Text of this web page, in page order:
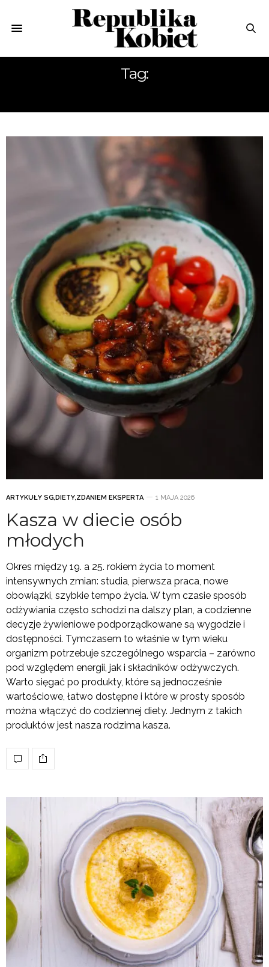
Tag:
ARTYKUŁY SG DIETY ZDANIEM EKSPERTA 1 MAJA 2026
Kasza w diecie osób
młodych
Okres między 19. a 25. rokiem życia to moment
intensywnych zmian: studia, pierwsza praca, nowe
obowiązki, szybkie tempo życia. W tym czasie sposób
odżywiania często schodzi na dalszy plan, a codzienne
decyzje żywieniowe podporządkowane są wygodzie i
dostępności. Tymczasem to właśnie w tym wieku
organizm potrzebuje szczególnego wsparcia – zarówno
pod względem energii, jak i składników odżywczych.
Warto sięgać po produkty, które są jednocześnie
wartościowe, łatwo dostępne i które w prosty sposób
można włączyć do codziennej diety. Jednym z takich
produktów jest nasza rodzima kasza.